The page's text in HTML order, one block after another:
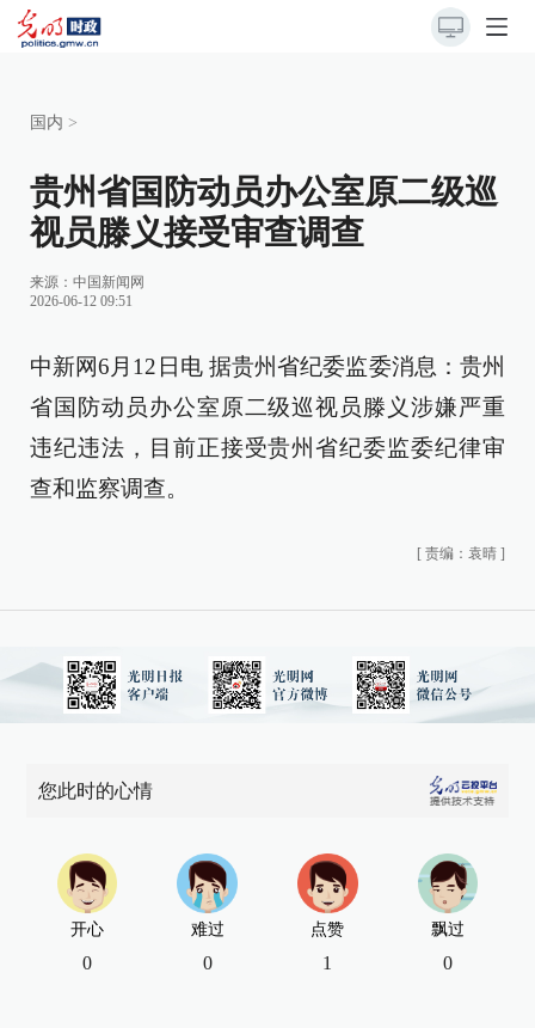
国内 >
贵州省国防动员办公室原二级巡
视员滕义接受审查调查
来源： 中国新闻网
2026-06-12 09:51
中新网6月12日电 据贵州省纪委监委消息：贵州
省国防动员办公室原二级巡视员滕义涉嫌严重
违纪违法，目前正接受贵州省纪委监委纪律审
查和监察调查。
[ 责编：袁晴 ]
您此时的心情
开心
0
难过
0
点赞
1
飘过
0